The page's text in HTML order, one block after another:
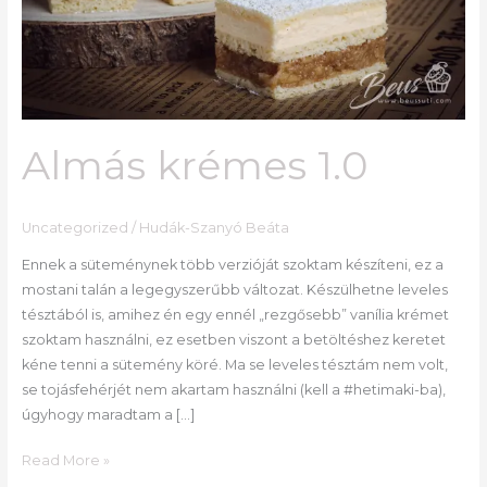
Almás krémes 1.0
Uncategorized / Hudák-Szanyó Beáta
Ennek a süteménynek több verzióját szoktam készíteni, ez a
mostani talán a legegyszerűbb változat. Készülhetne leveles
tésztából is, amihez én egy ennél „rezgősebb” vanília krémet
szoktam használni, ez esetben viszont a betöltéshez keretet
kéne tenni a sütemény köré. Ma se leveles tésztám nem volt,
se tojásfehérjét nem akartam használni (kell a #hetimaki-ba),
úgyhogy maradtam a […]
Read More »